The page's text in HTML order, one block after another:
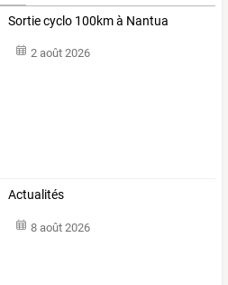
Sortie cyclo 100km à Nantua
2 août 2026
Actualités
8 août 2026